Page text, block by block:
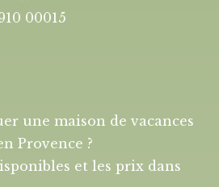
00015
une maison de vacances
Provence ?
et les prix dans